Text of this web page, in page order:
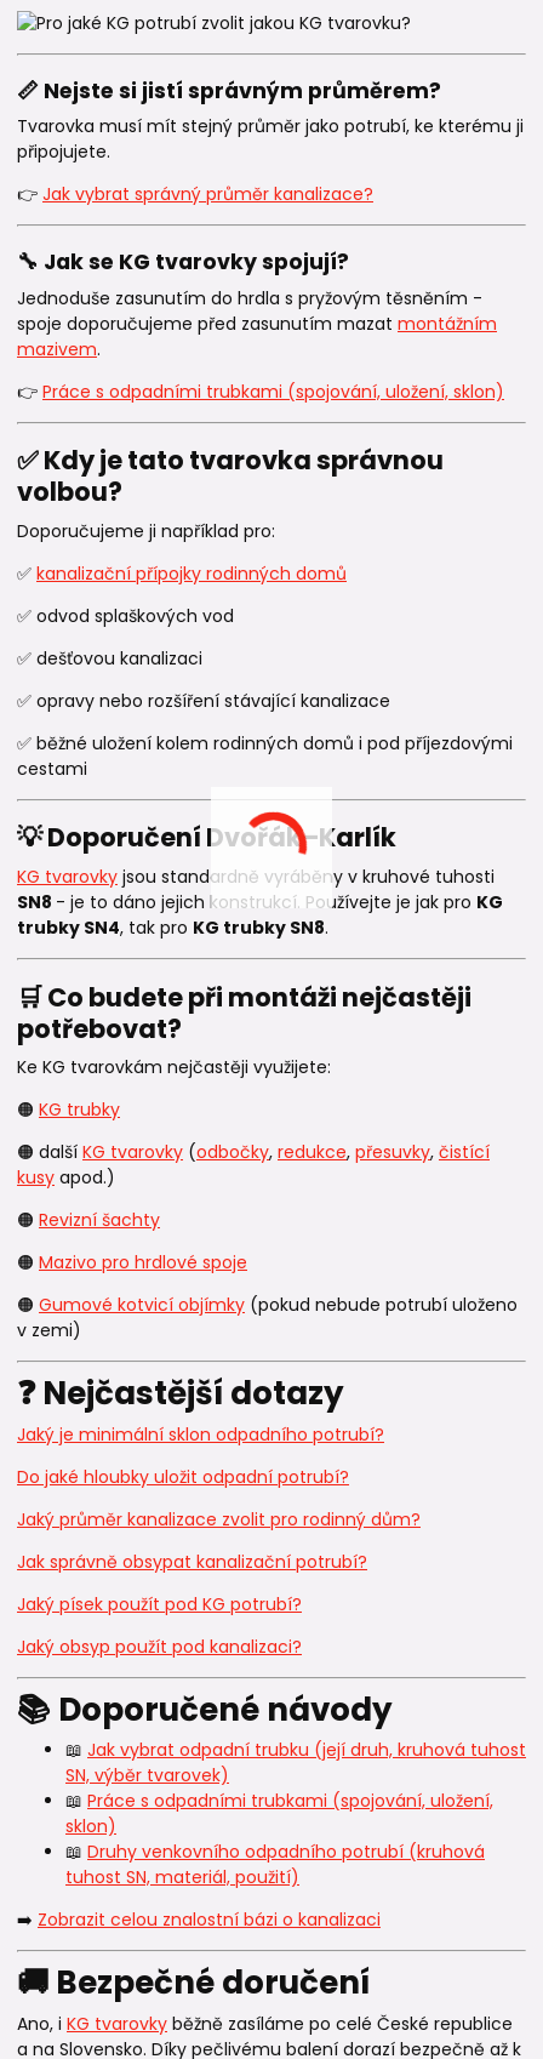
📏 Nejste si jistí správným průměrem?
Tvarovka musí mít stejný průměr jako potrubí, ke kterému ji
připojujete.
👉 Jak vybrat správný průměr kanalizace?
🔧 Jak se KG tvarovky spojují?
Jednoduše zasunutím do hrdla s pryžovým těsněním -
spoje doporučujeme před zasunutím mazat montážním
mazivem.
👉 Práce s odpadními trubkami (spojování, uložení, sklon)
✅ Kdy je tato tvarovka správnou
volbou?
Doporučujeme ji například pro:
✅ kanalizační přípojky rodinných domů
✅ odvod splaškových vod
✅ dešťovou kanalizaci
✅ opravy nebo rozšíření stávající kanalizace
✅ běžné uložení kolem rodinných domů i pod příjezdovými
cestami
💡 Doporučení Dvořák–Karlík
KG tvarovky jsou standardně vyráběny v kruhové tuhosti
SN8 - je to dáno jejich konstrukcí. Používejte je jak pro KG
trubky SN4, tak pro KG trubky SN8.
🛒 Co budete při montáži nejčastěji
potřebovat?
Ke KG tvarovkám nejčastěji využijete:
🟠 KG trubky
🟠 další KG tvarovky (odbočky, redukce, přesuvky, čistící
kusy apod.)
🟠 Revizní šachty
🟠 Mazivo pro hrdlové spoje
🟠 Gumové kotvicí objímky (pokud nebude potrubí uloženo
v zemi)
❓ Nejčastější dotazy
Jaký je minimální sklon odpadního potrubí?
Do jaké hloubky uložit odpadní potrubí?
Jaký průměr kanalizace zvolit pro rodinný dům?
Jak správně obsypat kanalizační potrubí?
Jaký písek použít pod KG potrubí?
Jaký obsyp použít pod kanalizaci?
📚 Doporučené návody
📖 Jak vybrat odpadní trubku (její druh, kruhová tuhost
SN, výběr tvarovek)
📖 Práce s odpadními trubkami (spojování, uložení,
sklon)
📖 Druhy venkovního odpadního potrubí (kruhová
tuhost SN, materiál, použití)
➡️ Zobrazit celou znalostní bázi o kanalizaci
🚚 Bezpečné doručení
Ano, i KG tvarovky běžně zasíláme po celé České republice
a na Slovensko. Díky pečlivému balení dorazí bezpečně až k